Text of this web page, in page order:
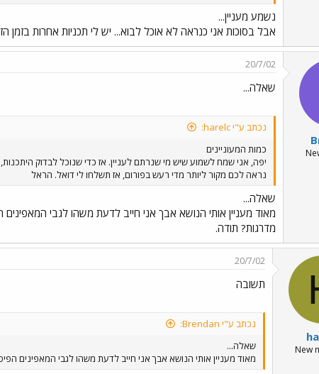
נשמע מעניין...
אבל בסוכות אני כנראה לא אוכל לבוא... יש לי תכניות אחרות בזמן
20/7/02
שאלה...
נכתב ע"י harelc:
כמות המעוניינים
יפה, אני שמח לשמוע שיש מי שנרתם לעניין. אז כדי שנוכל לבדוק
נראה לכם מקור ליותר מדי רעש בפורום, אז תשלחו לי דואל. הראל
שאלה...
מאוד מעניין אותי הנושא אבך אני חייב לדעת משהו לגבי
מדרגות? תודה.
New
20/7/02
תשובה
נכתב ע"י Brendan:
שאלה...
מאוד מעניין אותי הנושא אבך אני חייב לדעת משהו לגבי המאפינים